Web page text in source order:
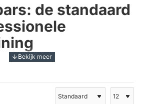
de standaard
een halterstang van topkwaliteit
professionele fitnesswereld. Met
cm, een gewicht van 20 kg en